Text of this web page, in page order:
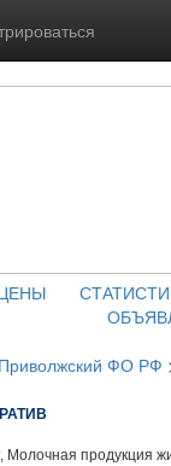
Приволжский ФО РФ
Молочная продукция